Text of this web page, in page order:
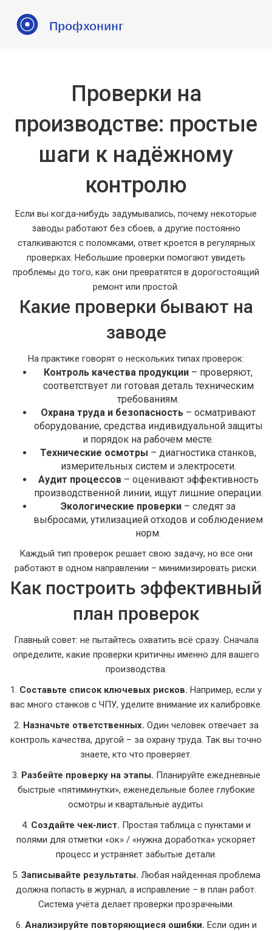
Проверки на
производстве: простые
шаги к надёжному
контролю
Если вы когда‑нибудь задумывались, почему некоторые
заводы работают без сбоев, а другие постоянно
сталкиваются с поломками, ответ кроется в регулярных
проверках. Небольшие проверки помогают увидеть
проблемы до того, как они превратятся в дорогостоящий
ремонт или простой.
Какие проверки бывают на
заводе
На практике говорят о нескольких типах проверок:
Контроль качества продукции – проверяют,
соответствует ли готовая деталь техническим
требованиям.
Охрана труда и безопасность – осматривают
оборудование, средства индивидуальной защиты
и порядок на рабочем месте.
Технические осмотры – диагностика станков,
измерительных систем и электросети.
Аудит процессов– оценивают эффективность
производственной линии, ищут лишние операции.
Экологические проверки – следят за
выбросами, утилизацией отходов и соблюдением
норм.
Каждый тип проверок решает свою задачу, но все они
работают в одном направлении – минимизировать риски.
Как построить эффективный
план проверок
Главный совет: не пытайтесь охватить всё сразу. Сначала
определите, какие проверки критичны именно для вашего
производства.
1. Составьте список ключевых рисков. Например, если у
вас много станков с ЧПУ, уделите внимание их калибровке.
2. Назначьте ответственных. Один человек отвечает за
контроль качества, другой – за охрану труда. Так вы точно
знаете, кто что проверяет.
3. Разбейте проверку на этапы. Планируйте ежедневные
быстрые «пятиминутки», еженедельные более глубокие
осмотры и квартальные аудиты.
4. Создайте чек‑лист. Простая таблица с пунктами и
полями для отметки «ок» / «нужна доработка» ускоряет
процесс и устраняет забытые детали.
5. Записывайте результаты. Любая найденная проблема
должна попасть в журнал, а исправление – в план работ.
Система учёта делает проверки прозрачными.
6. Анализируйте повторяющиеся ошибки. Если один и